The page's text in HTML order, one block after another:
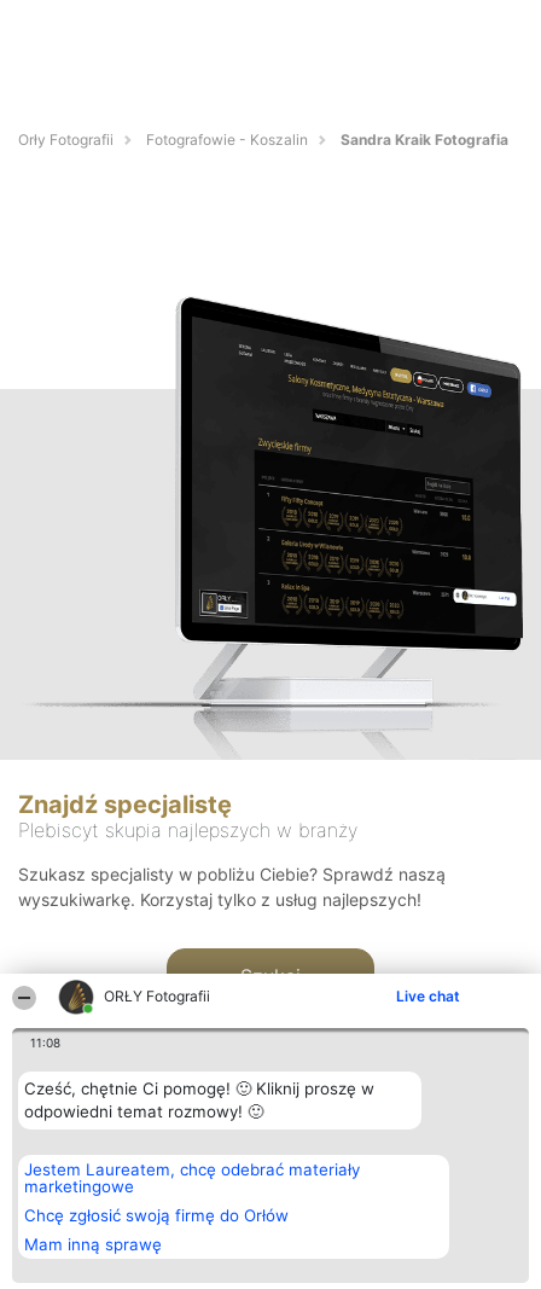
ORŁY Fotografii Live chat
11:08
Cześć, chętnie Ci pomogę! 🙂 Kliknij proszę w
odpowiedni temat rozmowy! 🙂
Jestem Laureatem, chcę odebrać materiały
marketingowe
Chcę zgłosić swoją firmę do Orłów
Mam inną sprawę
Orły Fotografii Fotografowie - Koszalin Sandra Kraik Fotografia
Znajdź specjalistę
Plebiscyt skupia najlepszych w branży
Szukasz specjalisty w pobliżu Ciebie? Sprawdź naszą
wyszukiwarkę. Korzystaj tylko z usług najlepszych!
Szukaj
Organizator plebiscytu
Bright Side Solutions sp. z o.
o. sp. k.
ul. Ruska 22
Wrocław 50-079
KRS 0000749100 | Regon
381313360 | NIP 8943132676
Plebiscyt
Laureaci
wszystkich
Laureatów
Regulamin
Kontakt
Kontakt